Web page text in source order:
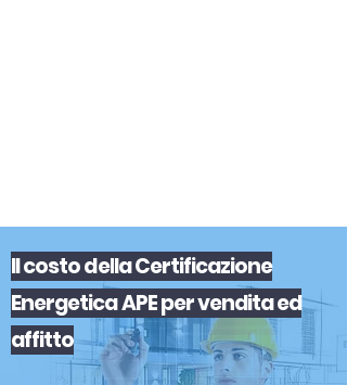
IlcostodellaCertificazione
Energetica APEpervenditaed
affitto